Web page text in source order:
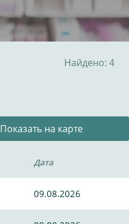
Найдено: 4
Показать на карте
Дата
09.08.2026